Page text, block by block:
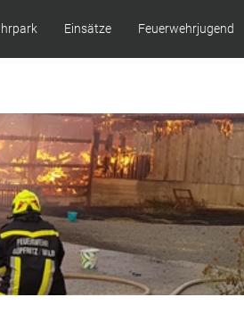
Einsätze Feuerwehrjugend